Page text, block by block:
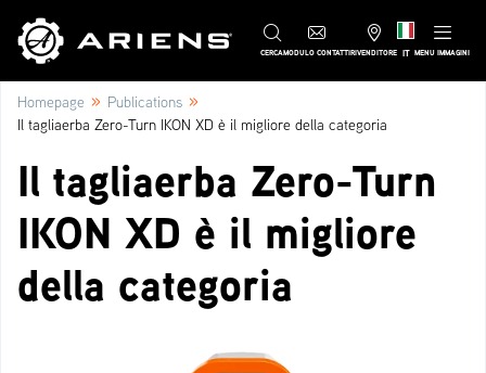
CERCAMODULO CONTATTIRIVENDITORE IT MENU IMMAGINI
Homepage » Publications »
Il tagliaerba Zero-Turn IKON XD è il migliore della categoria
Il tagliaerba Zero-Turn
IKON XD è il migliore
della categoria